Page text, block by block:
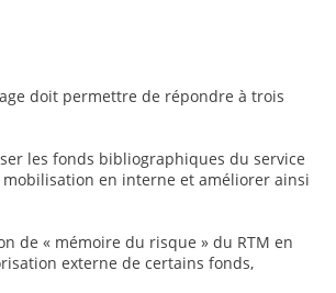
doit permettre de répondre à trois
les fonds bibliographiques du service
en interne et améliorer ainsi
de « mémoire du risque » du RTM en
externe de certains fonds,